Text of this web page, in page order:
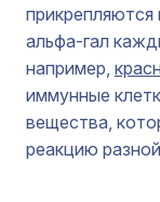
альфа-гал
например,
иммунные
вещества,
реакцию